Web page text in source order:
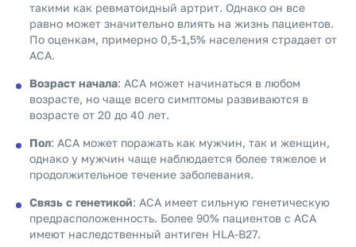
такими как ревматоидный артрит. Однако он все
равно может значительно влиять на жизнь пациентов.
По оценкам, примерно 0,5-1,5% населения страдает от
АСА.
Возраст начала: АСА может начинаться в любом
возрасте, но чаще всего симптомы развиваются в
возрасте от 20 до 40 лет.
Пол: АСА может поражать как мужчин, так и женщин,
однако у мужчин чаще наблюдается более тяжелое и
продолжительное течение заболевания.
Связь с генетикой: АСА имеет сильную генетическую
предрасположенность. Более 90% пациентов с АСА
имеют наследственный антиген HLA-B27.